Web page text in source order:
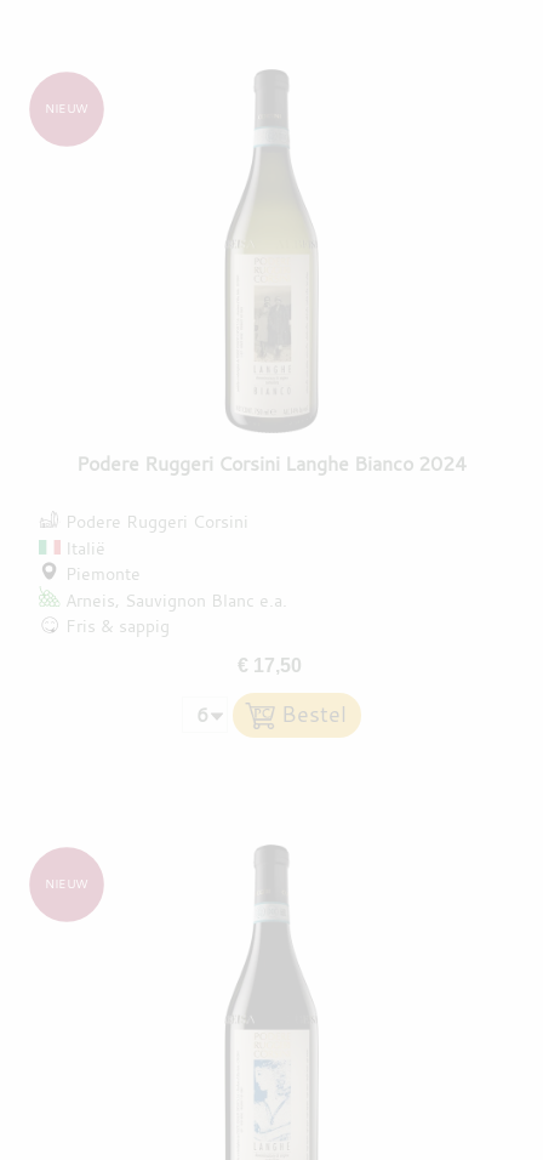
Podere Ruggeri Corsini Langhe Bianco 2024
NIEUW
Podere Ruggeri Corsini
Italië
Piemonte
Arneis Sauvignon Blanc e.a.
Fris & sappig
€ 17,50
NIEUW